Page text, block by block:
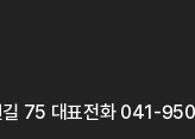
75 대표전화 041-